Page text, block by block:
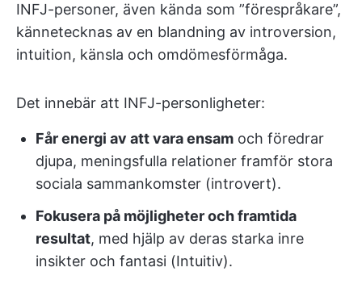
INFJ-personer, även kända som ”förespråkare”,
kännetecknas av en blandning av introversion,
intuition, känsla och omdömesförmåga.
Det innebär att INFJ-personligheter:
Får energi av att vara ensam och föredrar
djupa, meningsfulla relationer framför stora
sociala sammankomster (introvert).
Fokusera på möjligheter och framtida
resultat, med hjälp av deras starka inre
insikter och fantasi (Intuitiv).